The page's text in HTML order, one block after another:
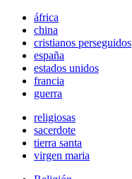
áfrica
china
cristianos perseguidos
españa
estados unidos
francia
guerra
religiosas
sacerdote
tierra santa
virgen maria